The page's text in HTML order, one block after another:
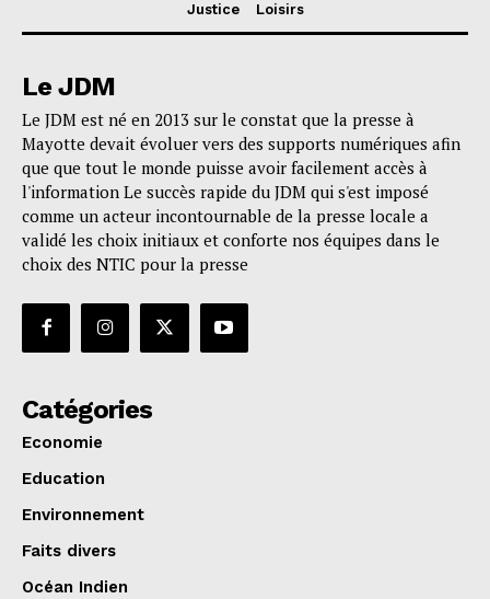
Justice
Loisirs
Le JDM
Le JDM est né en 2013 sur le constat que la presse à
Mayotte devait évoluer vers des supports numériques afin
que que tout le monde puisse avoir facilement accès à
l'information Le succès rapide du JDM qui s'est imposé
comme un acteur incontournable de la presse locale a
validé les choix initiaux et conforte nos équipes dans le
choix des NTIC pour la presse
Catégories
Economie
Education
Environnement
Faits divers
Océan Indien